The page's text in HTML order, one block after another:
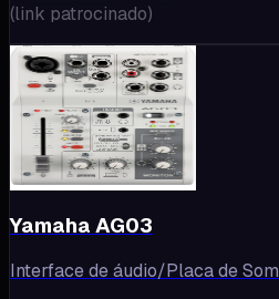
(link patrocinado)
Yamaha AG03
Interface de áudio/Placa de Som